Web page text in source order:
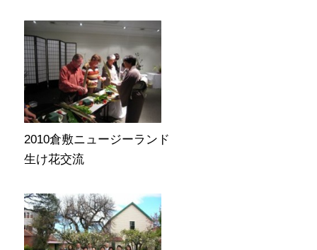
2010倉敷ニュージーランド
生け花交流